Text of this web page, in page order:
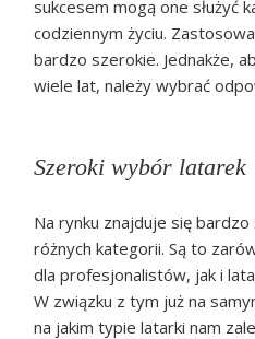
sukcesem mogą one służyć
codziennym życiu.
bardzo szerokie. Jednakże,
wiele lat, należy wybrać
Szeroki wybór latarek
Na rynku znajduje się
różnych kategorii. Są to
dla profesjonalistów, jak i
W związku z tym już na
na jakim typie latarki nam